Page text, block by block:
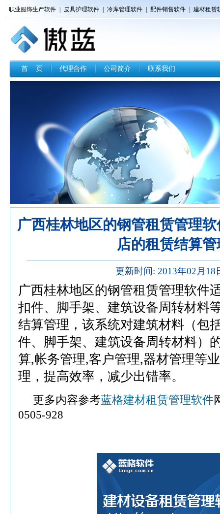
职业服饰生产软件 皮具护理软件 冷库管理软件 配件销售软件 建材租赁
首 页 代理合作 公司简介 联系我们
广西桂林地区的钢管租赁管理
店的租赁结算管
更新时间: 2013年02月
广西桂林地区的钢管租赁管理软件
扣件、脚手架、建筑设备周转材料
结算管理，该系统对建筑材料（包
件、脚手架、建筑设备周转材料）
算,帐务管理,客户管理,器材管理等
理，提高效率，减少出错率。
更多内容参考蓝格建材租赁管理软件
0505-928